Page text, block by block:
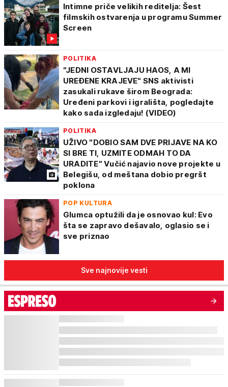
Intimne priče velikih reditelja: Šest
filmskih ostvarenja u programu Summer
Screen
POLITIKA
"JEDNI OSTAVLJAJU HAOS, A MI
UREĐENE KRAJEVE" SNS aktivisti
zasukali rukave širom Beograda:
Uređeni parkovi i igrališta, pogledajte
kako sada izgledaju! (VIDEO)
POLITIKA
UŽIVO "DOBIO SAM DVE PRIJAVE NA KO
SI BRE TI, UZMITE ODMAH TO DA
URADITE" Vučić najavio nove projekte u
Belegišu, od meštana dobio pregršt
poklona
POP KULTURA
Glumca optužili da je osnovao kul: Evo
šta se zapravo dešavalo, oglasio se i
sve priznao
Sve najnovije vesti